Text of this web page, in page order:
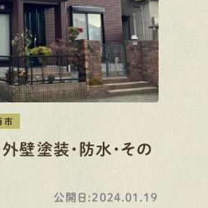
市
塗装・防水・その
公開日:2024.01.19